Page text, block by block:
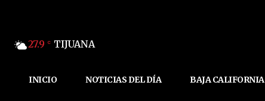
27.9 C TIJUANA
INICIO NOTICIAS DEL DÍA BAJA CALIFORNIA